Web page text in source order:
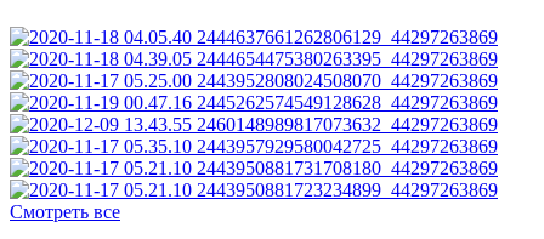
Смотреть все